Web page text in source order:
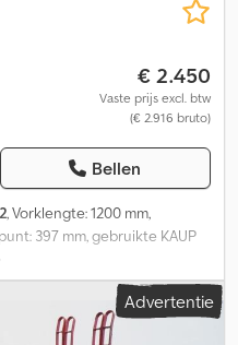
€ 2.450
Vaste prijs excl. btw
(€ 2.916 bruto)
Bellen
, Vorklengte: 1200 mm,
397 mm, gebruikte KAUP
163x58 mm,
nuttige lengte 1200 mm,
mm, gewicht 206 kg/paar,
Aflerf
Advertentie